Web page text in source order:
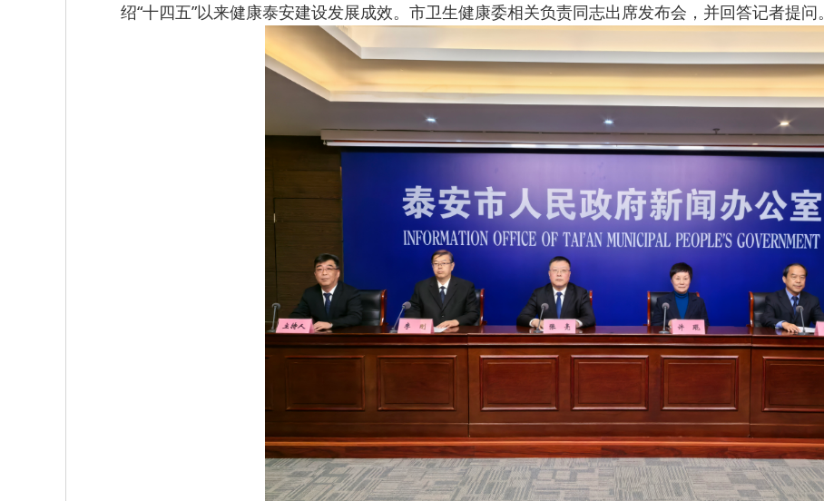
绍“十四五”以来健康泰安建设发展成效。市卫生健康委相关负责同志出席发布会，并回答记者提问。